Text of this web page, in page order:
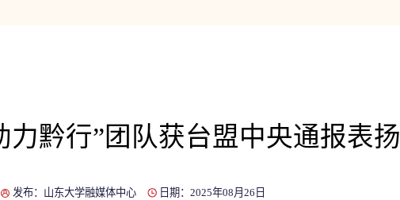
力黔行”团队获台盟中央通报表扬
发布：山东大学融媒体中心 日期：2025年08月26日